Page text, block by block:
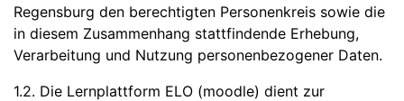
Regensburg den berechtigten Personenkreis sowie die
in diesem Zusammenhang stattfindende Erhebung,
Verarbeitung und Nutzung personenbezogener Daten.
1.2. Die Lernplattform ELO (moodle) dient zur